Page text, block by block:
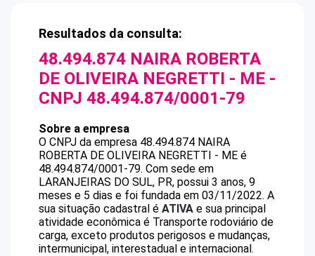
Resultados da consulta:
48.494.874 NAIRA ROBERTA
DE OLIVEIRA NEGRETTI - ME -
CNPJ 48.494.874/0001-79
Sobre a empresa
O CNPJ da empresa 48.494.874 NAIRA
ROBERTA DE OLIVEIRA NEGRETTI - ME é
48.494.874/0001-79. Com sede em
LARANJEIRAS DO SUL, PR, possui 3 anos, 9
meses e 5 dias e foi fundada em 03/11/2022. A
sua situação cadastral é ATIVA e sua principal
atividade econômica é Transporte rodoviário de
carga, exceto produtos perigosos e mudanças,
intermunicipal, interestadual e internacional.